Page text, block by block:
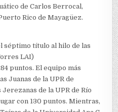
de Carlos Berrocal,
Rico de Mayagüez.
séptimo título al hilo de las
LAI)
puntos. El equipo más
Juanas de la UPR de
de la UPR de Río
con 130 puntos. Mientras,